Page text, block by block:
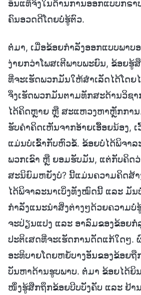
ອັນແທ້ຈິງໃນດ້ານການອອກແບບກຣາ
ຄົນອວດດີໂດຍບໍ່ຮູ້ຕົວ.
ຕໍ່ມາ, ເມື່ອຂ້ອຍກຳລັງອອກແບບພາບ
ງ່າຍກວ່າໂພສເຕີພາບພະຍົນ, ຂ້ອຍ
ທີ່ຈະເຮັດພວກມັນໃຫ້ສຳເລັດໄດ້ໂດຍ
ຈິ່ງເຮັດພວກມັນຕາມທັກສະດ້ານວິຊ
ໄດ້ຄິດຫຼາຍ ຫຼື ສະແຫວງຫາຫຼັກການ
ຮັບຄຳຄິດເຫັນຈາກອ້າຍເອື້ອຍນ້ອງ,
ແມ່ນບໍ່ເຂົ້າກັບຫົວຂໍ້. ຂ້ອຍບໍ່ໄດ້ພິຈາລ
ພວກເຂົາ ຫຼື ຍອມຮັບມັນ, ແຕ່ກັບຄິດວ່
ສະນິຍົມຫຍັງບໍ? ນີ້ແມ່ນຄວາມຄິດສ້
ໄດ້ພິຈາລະນາເບິ່ງທັງໝົດນີ້ ແລະ ມັນ
ກຳລັງແນະນຳສິ່ງຕ່າງໆດ້ວຍຄວາມບໍ່
ຈະປ່ຽນແປງ ແລະ ອາລົມຂອງຂ້ອຍກໍ່
ປະຕິເສດທີ່ຈະເຮັດການດັດແກ້ໃດໆ.
ອະທິບາຍໂດຍຫຍໍ້ບາງອັນຂອງຂ້ອຍຖື
ບັນຫາດ້ານຮູບພາບ. ຕໍ່ມາ ຂ້ອຍໄດ້ຍິ
ໜຶ່ງຮູ້ສືກຖຶກຂ້ອຍບີບບັງຄັບ ແລະ ຢ້າ